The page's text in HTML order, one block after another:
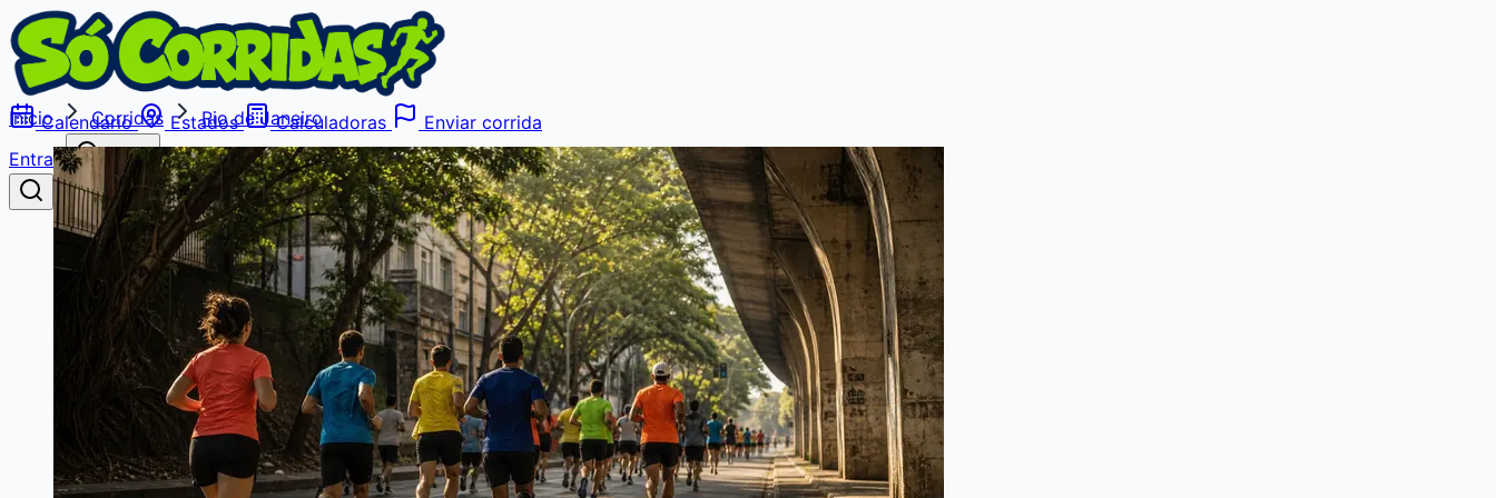
Calendário Estados Calculadoras
Enviar corrida
Entrar
Buscar
Início Corridas Rio de Janeiro